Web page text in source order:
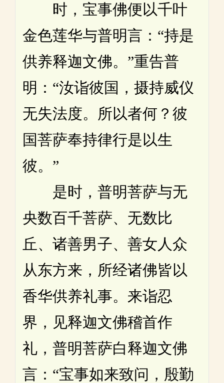
时，宝事佛便以千叶
金色莲华与普明言：“持是
供养释迦文佛。”重告普
明：“汝诣彼国，摄持威仪
无失法度。所以者何？彼
国菩萨奉持律行是以生
彼。”
是时，普明菩萨与无
央数百千菩萨、无数比
丘、诸善男子、善女人众
从东方来，所经诸佛皆以
香华供养礼事。来诣忍
界，见释迦文佛稽首作
礼，普明菩萨白释迦文佛
言：“宝事如来致问，殷勤